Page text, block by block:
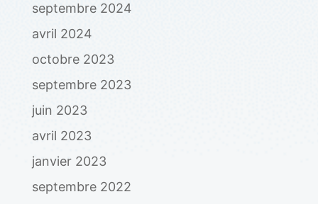
septembre 2024
avril 2024
octobre 2023
septembre 2023
juin 2023
avril 2023
janvier 2023
septembre 2022